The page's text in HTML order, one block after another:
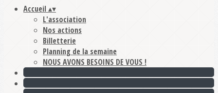
Accueil ▴▾
L'association
Nos actions
Billetterie
Planning de la semaine
NOUS AVONS BESOINS DE VOUS !